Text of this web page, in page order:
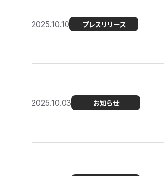
2025.10.10 プレスリリース
2025.10.03 お知らせ